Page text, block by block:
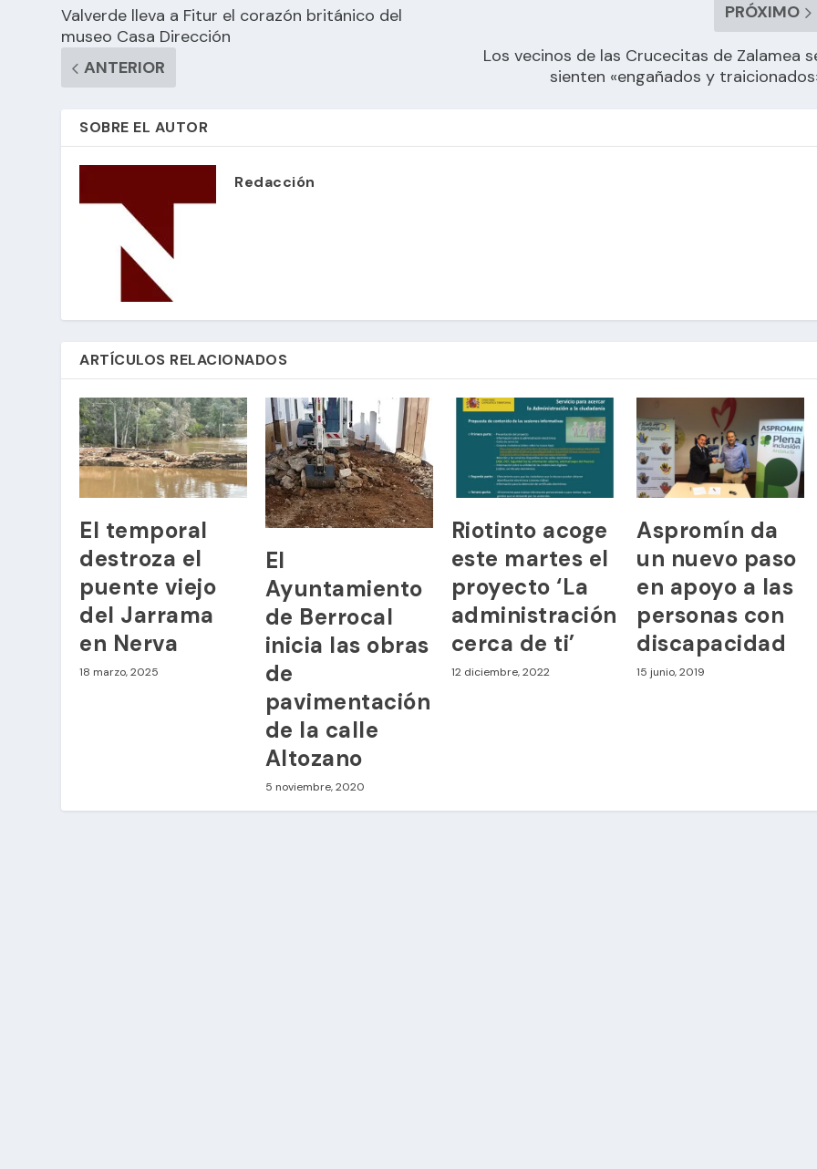
Valverde lleva a Fitur el corazón británico del
museo Casa Dirección
ANTERIOR
PRÓXIMO
Los vecinos de las Crucecitas de Zalamea
sienten «engañados y
SOBRE EL AUTOR
Redacción
ARTÍCULOS RELACIONADOS
El temporal
destroza el
puente viejo
del Jarrama
en Nerva
18 marzo, 2025
El
Ayuntamiento
de Berrocal
inicia las obras
de
pavimentación
de la calle
Altozano
5 noviembre, 2020
Riotinto acoge
este martes el
proyecto ‘La
administración
cerca de ti’
12 diciembre, 2022
Aspromín da
un nuevo paso
en apoyo a las
personas con
discapacidad
15 junio, 2019